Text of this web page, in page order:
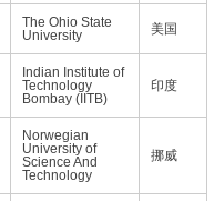
The Ohio State
University
美国
Indian Institute of
Technology
Bombay (IITB)
印度
Norwegian
University of
Science And
Technology
挪威